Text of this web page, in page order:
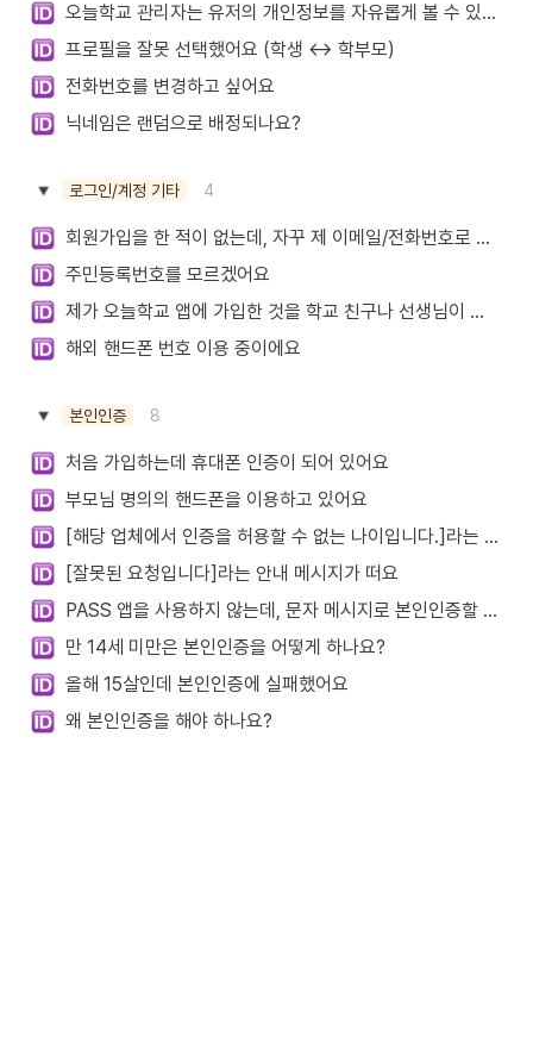
오늘학교 관리자는 유저의 개인정보를 자유롭게 볼 수 있나요?
프로필을 잘못 선택했어요 (학생 ↔ 학부모)
전화번호를 변경하고 싶어요
닉네임은 랜덤으로 배정되나요?
로그인/계정 기타 4
회원가입을 한 적이 없는데, 자꾸 제 이메일/전화번호로 로그인되었다는 알림톡을 받아요
주민등록번호를 모르겠어요
제가 오늘학교 앱에 가입한 것을 학교 친구나 선생님이 알 수 있나요?
해외 핸드폰 번호 이용 중이에요
본인인증 8
처음 가입하는데 휴대폰 인증이 되어 있어요
부모님 명의의 핸드폰을 이용하고 있어요
[해당 업체에서 인증을 허용할 수 없는 나이입니다.]라는 안내를 받았어요
[잘못된 요청입니다]라는 안내 메시지가 떠요
PASS 앱을 사용하지 않는데, 문자 메시지로 본인인증할 수 있나요?
만 14세 미만은 본인인증을 어떻게 하나요?
올해 15살인데 본인인증에 실패했어요
왜 본인인증을 해야 하나요?